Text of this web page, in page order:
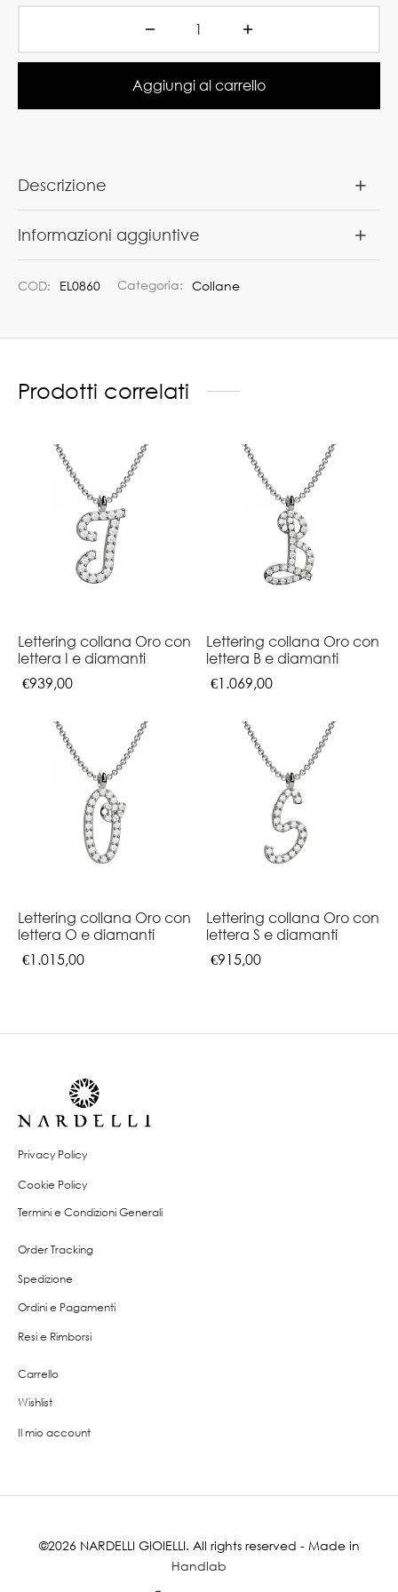
Aggiungi al carrello
Descrizione
Informazioni aggiuntive
COD: EL0860 Categoria: Collane
Prodotti correlati
Lettering collana Oro con
lettera I e diamanti
€939,00
Lettering collana Oro con
lettera B e diamanti
€1.069,00
Lettering collana Oro con
lettera O e diamanti
€1.015,00
Lettering collana Oro con
lettera S e diamanti
€915,00
Privacy Policy
Cookie Policy
Termini e Condizioni Generali
Order Tracking
Spedizione
Ordini e Pagamenti
Resi e Rimborsi
Carrello
Wishlist
Il mio account
©2026 NARDELLI GIOIELLI. All rights reserved - Made in
Handlab